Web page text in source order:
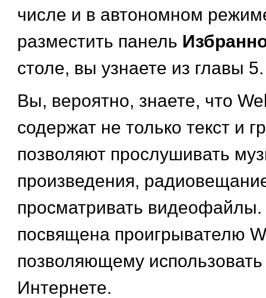
числе и в автономном
разместить панель
столе, вы узнаете из главы 5.
Вы, вероятно, знаете, что
содержат не только текст и
позволяют прослушивать
произведения,
просматривать видеофайлы.
посвящена проигрывателю
позволяющему
Интернете.